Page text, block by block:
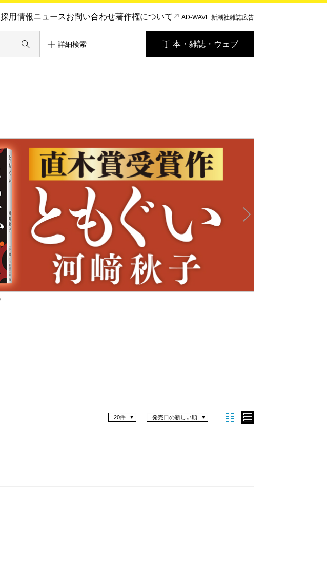
採用情報ニュースお問い合わせ著作権について AD-WAVE 新潮社雑誌広告
詳細検索 本・雑誌・ウェブ
発売日の新しい順
20件